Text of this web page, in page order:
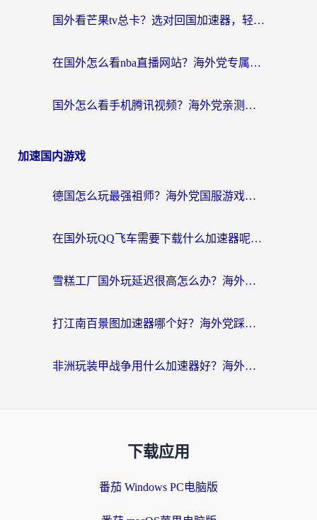
国外看芒果tv总卡？选对回国加速器，轻松追《浪姐》不费劲
在国外怎么看nba直播网站？海外党专属体育观赛指南，告别地区限制！
国外怎么看手机腾讯视频？海外党亲测有效的追剧加速器选择指南
加速国内游戏
德国怎么玩最强祖师？海外党国服游戏加速器选择全攻略（附宝可梦Online实测）
在国外玩QQ飞车需要下载什么加速器呢？海外党亲测有效的国服游戏加速指南
雪糕工厂国外玩延迟很高怎么办？海外玩家国服游戏加速终极攻略（附实测推荐）
打江南百景图加速器哪个好？海外党踩坑N次后，终于找到不卡的秘诀
非洲玩装甲战争用什么加速器好？海外党亲测有效的国服游戏加速方案
下载应用
番茄 Windows PC电脑版